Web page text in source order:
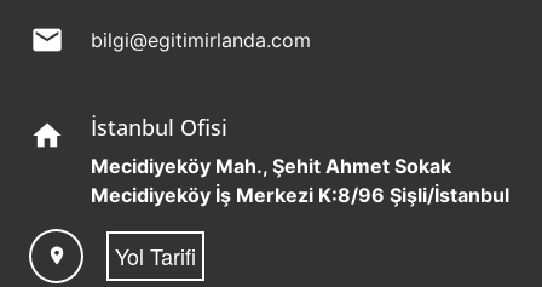
mail bilgi@egitimirlanda.com
home İstanbul Ofisi
Mecidiyeköy Mah., Şehit Ahmet Sokak
Mecidiyeköy İş Merkezi K:8/96 Şişli/İstanbul
location_on Yol Tarifi